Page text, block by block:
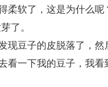
柔软了，这是为什么
了。
现豆子的皮脱落了，然
看一下我的豆子，我